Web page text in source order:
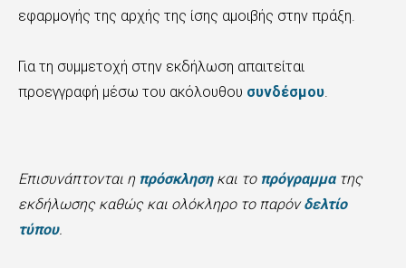
εφαρμογής της αρχής της ίσης αμοιβής στην πράξη.
Για τη συμμετοχή στην εκδήλωση απαιτείται
προεγγραφή μέσω του ακόλουθου συνδέσμου
Επισυνάπτονται η πρόσκλησηκαι το πρόγραμματης
εκδήλωσης καθώς και ολόκληρο το παρόνδελτίο
τύπου.